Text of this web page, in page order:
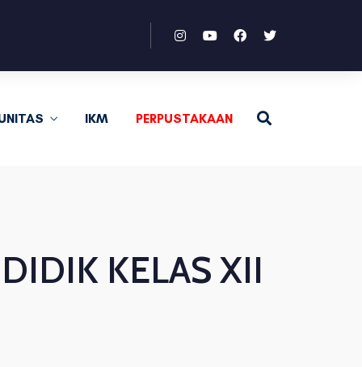
IKM PERPUSTAKAAN
KELAS XII